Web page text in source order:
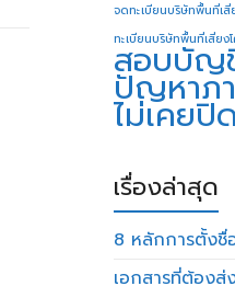
จดทะเบียนบริษัทพื้นที่เสี่
ทะเบียนบริษัทพื้นที่เสี่ยง
สอบบัญ
ปัญหาภ
ไม่เคยปิ
เรื่องล่าสุด
8 หลักการตั้งชื่
เอกสารที่ต้อง